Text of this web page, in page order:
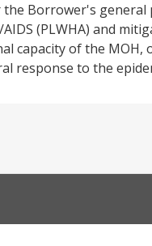
Borrower's general
(PLWHA) and
capacity of the
response to the